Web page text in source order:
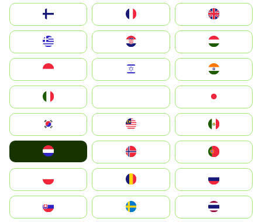
United Kingdom
Magyarország
South Korea